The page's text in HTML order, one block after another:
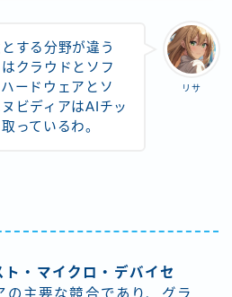
リサ
する分野が違う
クラウドとソフ
ードウェアとソ
ビディアはAIチッ
っているわ。
・マイクロ・デバイセ